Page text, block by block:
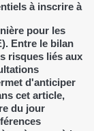
à inscrire à
pour les
Entre le bilan
risques liés aux
d'anticiper
cet article,
du jour